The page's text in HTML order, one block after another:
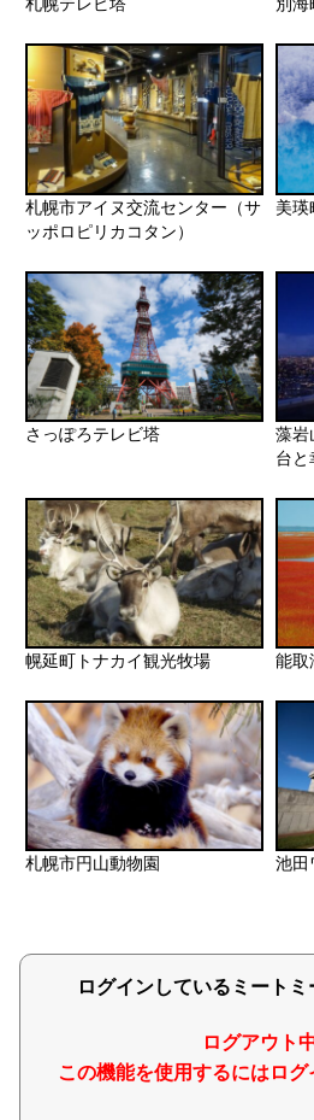
札幌テレビ塔 別海
札幌市アイヌ交流センター（サ
ッポロピリカコタン）
美瑛
さっぽろテレビ塔
藻岩
台と
幌延町トナカイ観光牧場 能取
札幌市円山動物園 池田
ログインしているミート
ログアウト中
この機能を使用するにはログ